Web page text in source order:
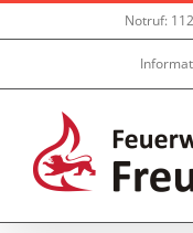
Zum
Notruf: 112